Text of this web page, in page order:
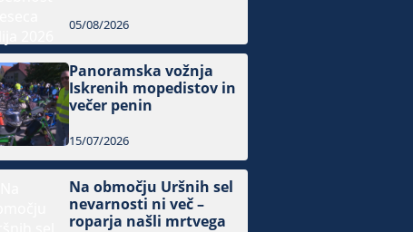
05/08/2026
Panoramska vožnja
Iskrenih mopedistov in
večer penin
15/07/2026
Na območju Uršnih sel
nevarnosti ni več –
roparja našli mrtvega